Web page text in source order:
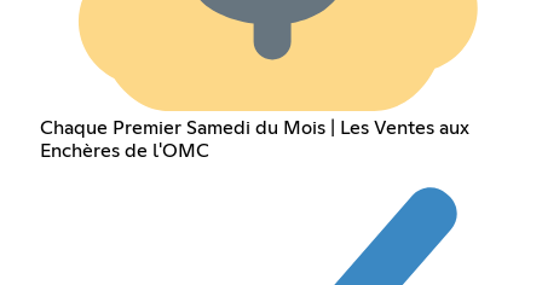
Chaque Premier Samedi du Mois | Les Ventes aux
Enchères de l'OMC